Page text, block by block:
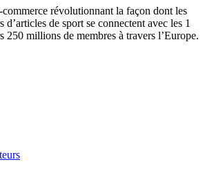
révolutionnant la façon dont les
d’articles de sport se connectent avec les 1
250 millions de membres à travers l’Europe.